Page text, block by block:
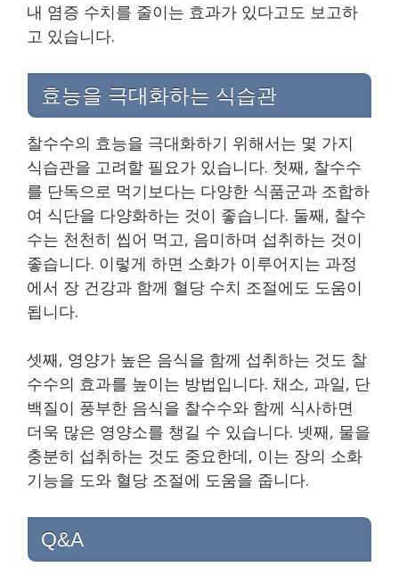
내 염증 수치를 줄이는 효과가 있다고도 보고하
고 있습니다.
효능을 극대화하는 식습관
찰수수의 효능을 극대화하기 위해서는 몇 가지
식습관을 고려할 필요가 있습니다. 첫째, 찰수수
를 단독으로 먹기보다는 다양한 식품군과 조합하
여 식단을 다양화하는 것이 좋습니다. 둘째, 찰수
수는 천천히 씹어 먹고, 음미하며 섭취하는 것이
좋습니다. 이렇게 하면 소화가 이루어지는 과정
에서 장 건강과 함께 혈당 수치 조절에도 도움이
됩니다.
셋째, 영양가 높은 음식을 함께 섭취하는 것도 찰
수수의 효과를 높이는 방법입니다. 채소, 과일, 단
백질이 풍부한 음식을 찰수수와 함께 식사하면
더욱 많은 영양소를 챙길 수 있습니다. 넷째, 물을
충분히 섭취하는 것도 중요한데, 이는 장의 소화
기능을 도와 혈당 조절에 도움을 줍니다.
Q&A